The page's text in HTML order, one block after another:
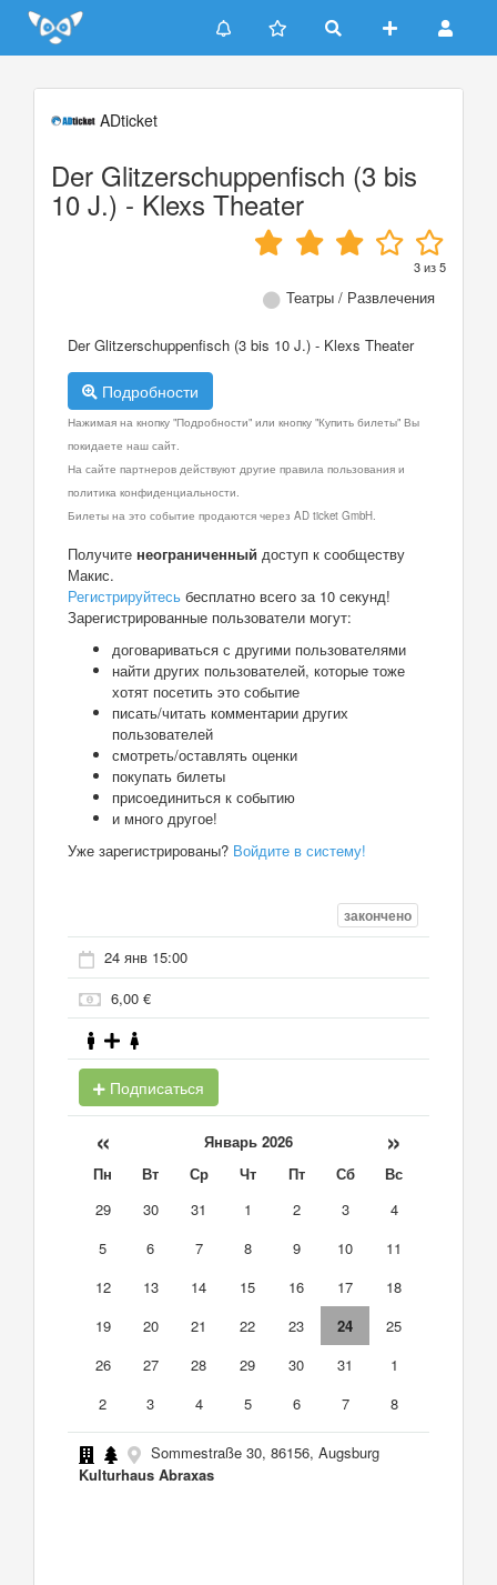
Update cookies preferences
ADticket
Der Glitzerschuppenfisch (3 bis
10 J.) - Klexs Theater
3из5
Театры / Развлечения
Der Glitzerschuppenfisch (3 bis 10 J.) - Klexs Theater
Подробности
Нажимая на кнопку "Подробности" или кнопку "Купить билеты" Вы
покидаете наш сайт.
На сайте партнеров действуют другие правила пользования и
политика конфиденциальности.
Билеты на это событие продаются через AD ticket GmbH.
Получите неограниченный доступ к сообществу
Макис.
Регистрируйтесь бесплатно всего за 10 секунд!
Зарегистрированные пользователи могут:
договариваться с другими пользователями
найти других пользователей, которые тоже
хотят посетить это событие
писать/читать комментарии других
пользователей
смотреть/оставлять оценки
покупать билеты
присоединиться к событию
и много другое!
Уже зарегистрированы? Войдите в систему!
закончено
24 янв 15:00
6,00 €
Подписаться
« Январь 2026 »
Пн Вт Ср Чт Пт Сб
Вс
29
30 31 1 2 3
4
5
6 7 8 9 10
11
12
13 14 15 16 17
18
19
20 21 22 23 24
25
26
27 28 29 30 31
1
2
3 4 5 6 7 8
Sommestraße 30, 86156, Augsburg
Kulturhaus Abraxas